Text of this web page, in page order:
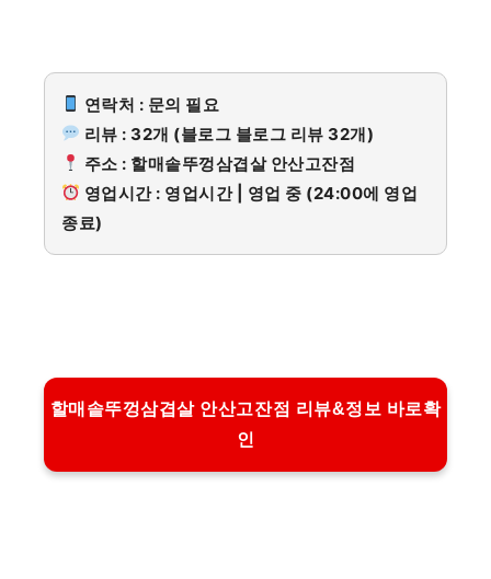
연락처 : 문의 필요
리뷰 : 32개 (블로그 블로그 리뷰 32개)
주소 : 할매솥뚜껑삼겹살 안산고잔점
영업시간 : 영업시간 | 영업 중 (24:00에 영업
종료)
할매솥뚜껑삼겹살 안산고잔점 리뷰&정보 바로확
인